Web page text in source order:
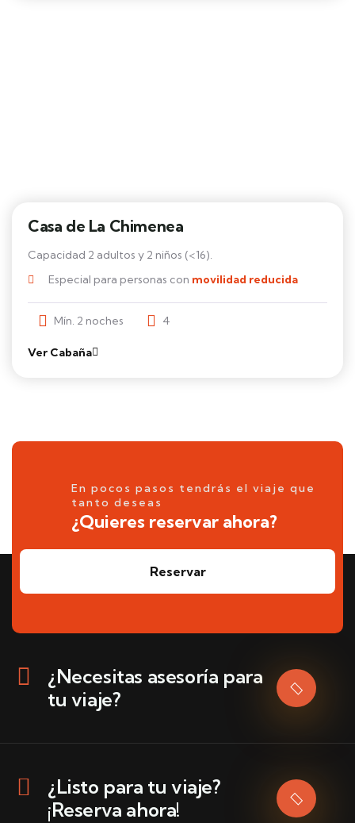
Casa de La Chimenea
Capacidad 2 adultos y 2 niños (<16).
Especial para personas con movilidad reducida
Mín. 2 noches 4
Ver Cabaña
En pocos pasos tendrás el viaje que
tanto deseas
¿Quieres reservar ahora?
Reservar
¿Necesitas asesoría para
tu viaje?
¿Listo para tu viaje?
¡Reserva ahora!